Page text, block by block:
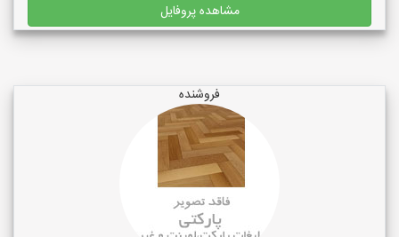
مشاهده پروفایل
فروشنده